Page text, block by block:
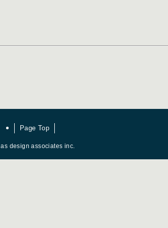
Page Top
as design associates inc.